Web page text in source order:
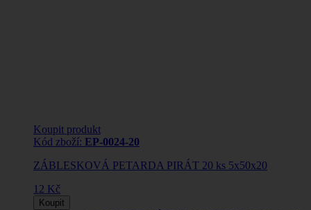
Koupit produkt
Kód zboží: EP-0024-20
ZÁBLESKOVÁ PETARDA PIRÁT 20 ks 5x50x20
12 Kč
Koupit